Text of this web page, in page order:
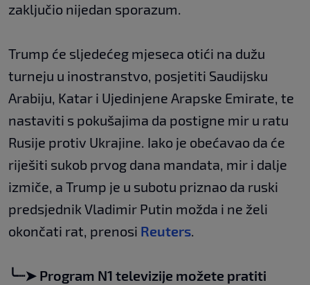
zaključio nijedan sporazum.
Trump će sljedećeg mjeseca otići na dužu
turneju u inostranstvo, posjetiti Saudijsku
Arabiju, Katar i Ujedinjene Arapske Emirate, te
nastaviti s pokušajima da postigne mir u ratu
Rusije protiv Ukrajine. Iako je obećavao da će
riješiti sukob prvog dana mandata, mir i dalje
izmiče, a Trump je u subotu priznao da ruski
predsjednik Vladimir Putin možda i ne želi
okončati rat, prenosi Reuters.
╰┈➤ Program N1 televizije možete pratiti